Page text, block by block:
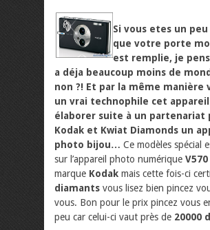
Si vous etes un
que votre porte
est remplie, je
a déja beaucoup moins de
non ?! Et par la même manière
un vrai technophile cet
élaborer suite à un partenariat
Kodak et Kwiat Diamonds un
photo bijou… Ce modèles spécial
sur l’appareil photo numérique V570
marque Kodak mais cette fois-ci
diamants vous lisez bien pincez
vous. Bon pour le prix pincez vous
peu car celui-ci vaut près de 20000